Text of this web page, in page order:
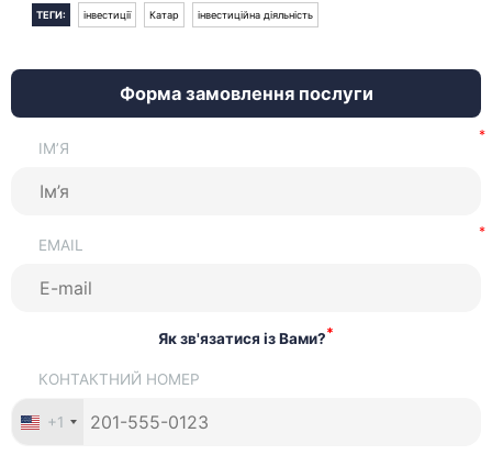
ТЕГИ: інвестиції Катар інвестиційна діяльність
Форма замовлення послуги
ІМ’Я
EMAIL
Як зв'язатися із Вами?*
КОНТАКТНИЙ НОМЕР
+1